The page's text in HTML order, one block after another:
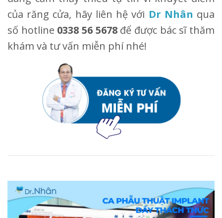
của răng cửa, hãy liên hệ với Dr Nhân qua
số hotline 0338 56 5678để được bác sĩ thăm
khám và tư vấn miễn phí nhé!